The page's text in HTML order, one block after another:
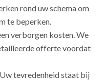
rond uw schema om
te beperken.
verborgen kosten. We
offerte voordat
Uw tevredenheid staat bij